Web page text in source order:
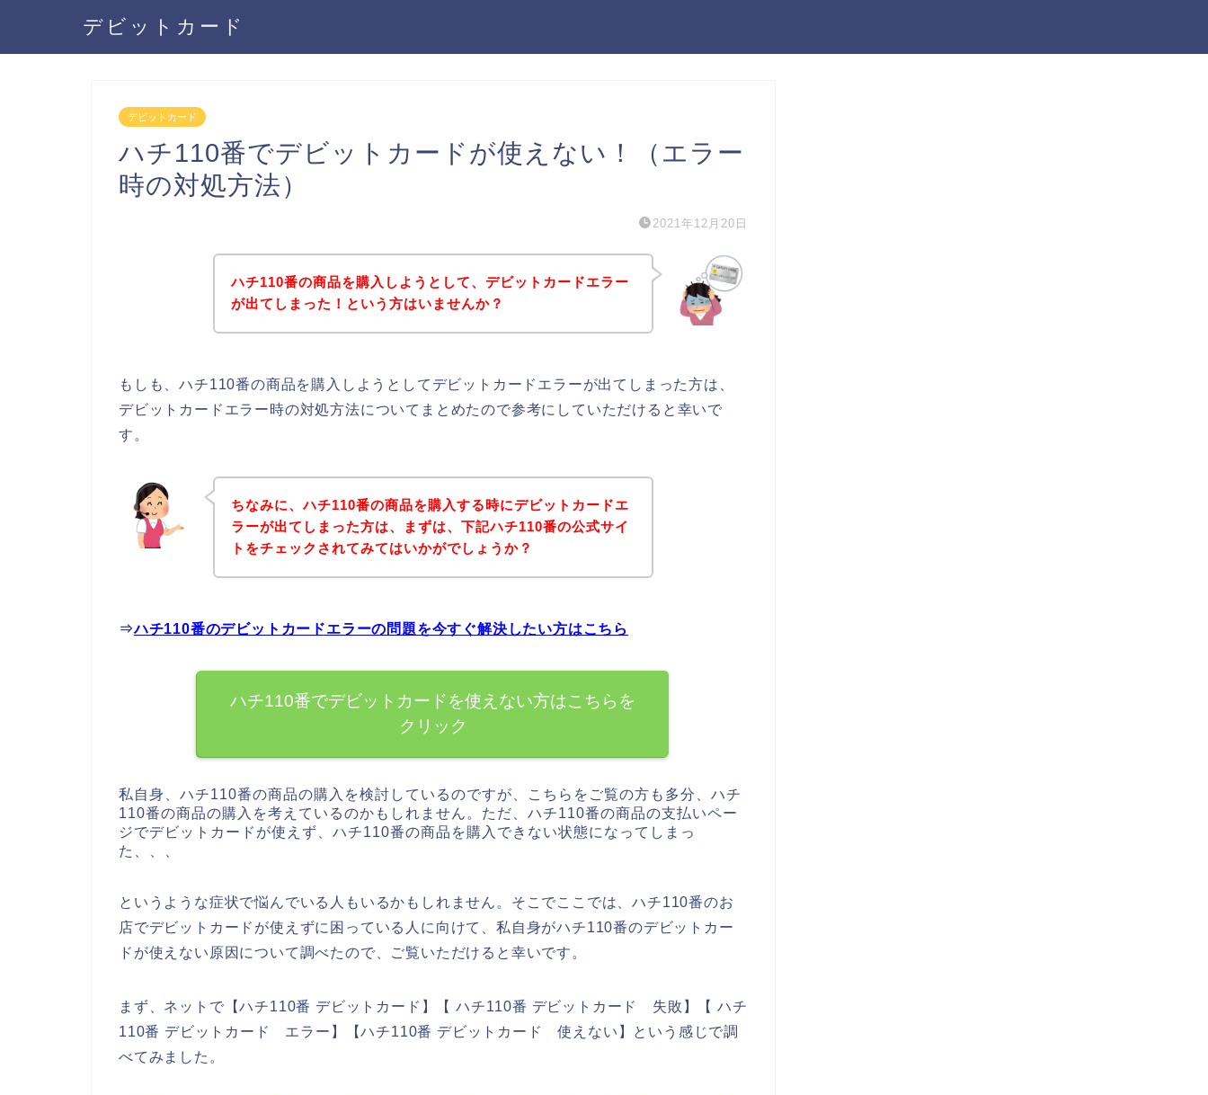
デビットカード
デビットカード
ハチ110番でデビットカードが使えない！（エラー
時の対処方法）
2021年12月20日
ハチ110番の商品を購入しようとして、デビットカードエラー
が出てしまった！という方はいませんか？
もしも、ハチ110番の商品を購入しようとしてデビットカードエラーが出てしまった方は、
デビットカードエラー時の対処方法についてまとめたので参考にしていただけると幸いで
す。
ちなみに、ハチ110番の商品を購入する時にデビットカードエ
ラーが出てしまった方は、まずは、下記ハチ110番の公式サイ
トをチェックされてみてはいかがでしょうか？
⇒ハチ110番のデビットカードエラーの問題を今すぐ解決したい方はこちら
ハチ110番でデビットカードを使えない方はこちらを
クリック
私自身、ハチ110番の商品の購入を検討しているのですが、こちらをご覧の方も多分、ハチ
110番の商品の購入を考えているのかもしれません。ただ、ハチ110番の商品の支払いペー
ジでデビットカードが使えず、ハチ110番の商品を購入できない状態になってしまっ
た、、、
というような症状で悩んでいる人もいるかもしれません。そこでここでは、ハチ110番のお
店でデビットカードが使えずに困っている人に向けて、私自身がハチ110番のデビットカー
ドが使えない原因について調べたので、ご覧いただけると幸いです。
まず、ネットで【ハチ110番 デビットカード】【 ハチ110番 デビットカード 失敗】【 ハチ
110番 デビットカード エラー】【ハチ110番 デビットカード 使えない】という感じで調
べてみました。